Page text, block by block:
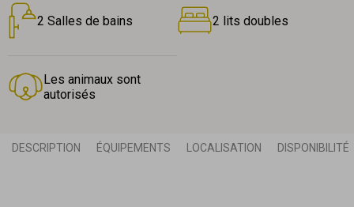
2 Salles de bains 2 lits doubles
Les animaux sont
autorisés
DESCRIPTION ÉQUIPEMENTS LOCALISATION DISPONIBILITÉ